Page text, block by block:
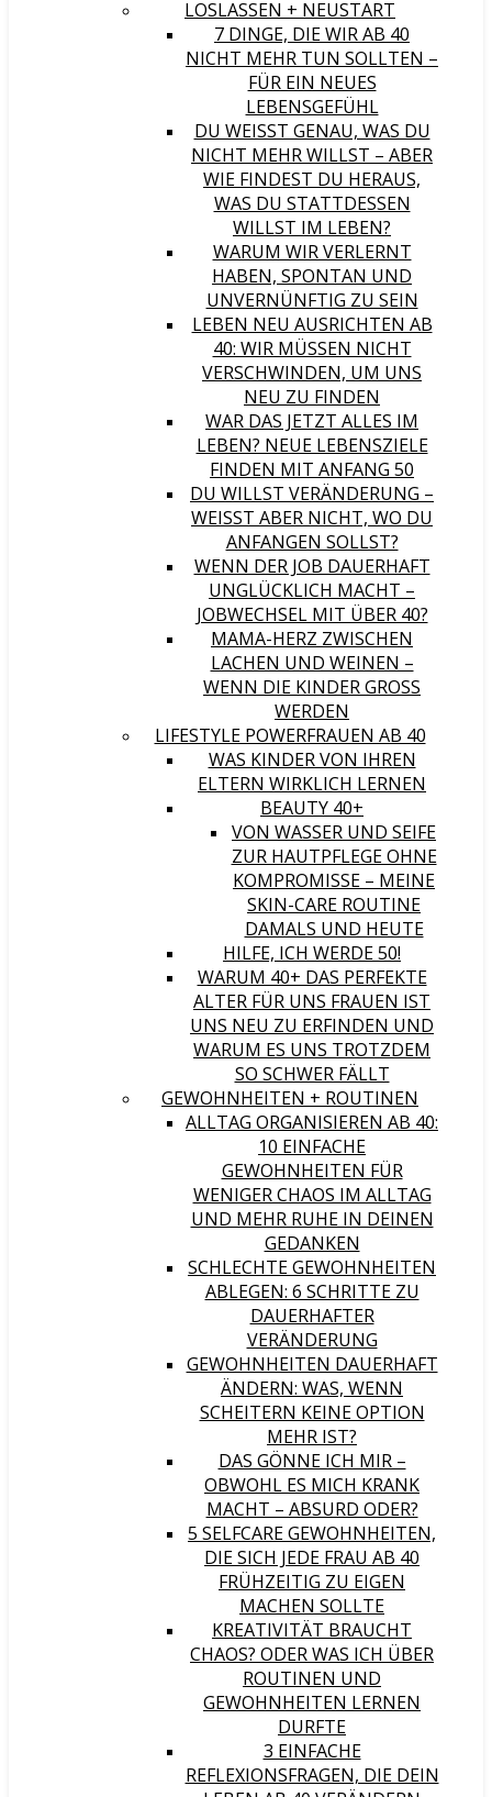
LOSLASSEN + NEUSTART
7 DINGE, DIE WIR AB 40
NICHT MEHR TUN SOLLTEN –
FÜR EIN NEUES
LEBENSGEFÜHL
DU WEISST GENAU, WAS DU N
ICHT MEHR WILLST – ABER W
IE FINDEST DU HERAUS, W
AS DU STATTDESSEN W
ILLST IM LEBEN?
WARUM WIR VERLERNT
HABEN, SPONTAN UND
UNVERNÜNFTIG ZU SEIN
LEBEN NEU AUSRICHTEN AB
40: WIR MÜSSEN NICHT
VERSCHWINDEN, UM UNS
NEU ZU FINDEN
WAR DAS JETZT ALLES IM
LEBEN? NEUE LEBENSZIELE
FINDEN MIT ANFANG 50
DU WILLST VERÄNDERUNG –
WEISST ABER NICHT, WO DU A
NFANGEN SOLLST?
WENN DER JOB DAUERHAFT
UNGLÜCKLICH MACHT –
JOBWECHSEL MIT ÜBER 40?
MAMA-HERZ ZWISCHEN
LACHEN UND WEINEN –
WENN DIE KINDER GROSS W
ERDEN
LIFESTYLE POWERFRAUEN AB 40
WAS KINDER VON IHREN
ELTERN WIRKLICH LERNEN
BEAUTY 40+
VON WASSER UND SEIFE
ZUR HAUTPFLEGE OHNE
KOMPROMISSE – MEINE
SKIN-CARE ROUTINE
DAMALS UND HEUTE
HILFE, ICH WERDE 50!
WARUM 40+ DAS PERFEKTE
ALTER FÜR UNS FRAUEN IST
UNS NEU ZU ERFINDEN UND
WARUM ES UNS TROTZDEM
SO SCHWER FÄLLT
GEWOHNHEITEN + ROUTINEN
ALLTAG ORGANISIEREN AB 40:
10 EINFACHE
GEWOHNHEITEN FÜR
WENIGER CHAOS IM ALLTAG
UND MEHR RUHE IN DEINEN
GEDANKEN
SCHLECHTE GEWOHNHEITEN
ABLEGEN: 6 SCHRITTE ZU
DAUERHAFTER
VERÄNDERUNG
GEWOHNHEITEN DAUERHAFT
ÄNDERN: WAS, WENN
SCHEITERN KEINE OPTION
MEHR IST?
DAS GÖNNE ICH MIR –
OBWOHL ES MICH KRANK
MACHT – ABSURD ODER?
5 SELFCARE GEWOHNHEITEN,
DIE SICH JEDE FRAU AB 40
FRÜHZEITIG ZU EIGEN
MACHEN SOLLTE
KREATIVITÄT BRAUCHT
CHAOS? ODER WAS ICH ÜBER
ROUTINEN UND
GEWOHNHEITEN LERNEN
DURFTE
3 EINFACHE
REFLEXIONSFRAGEN, DIE DEIN